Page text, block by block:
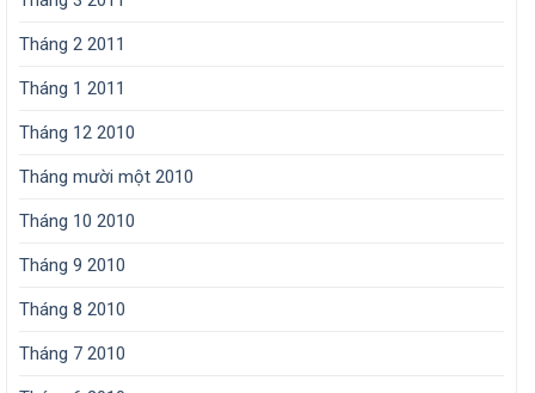
Tháng 2 2011
Tháng 1 2011
Tháng 12 2010
Tháng mười một 2010
Tháng 10 2010
Tháng 9 2010
Tháng 8 2010
Tháng 7 2010